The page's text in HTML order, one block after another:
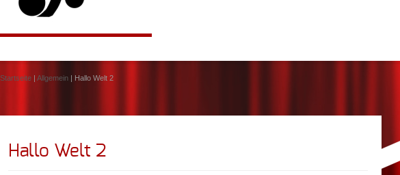
Startseite | Allgemein | Hallo Welt 2
Hallo Welt 2